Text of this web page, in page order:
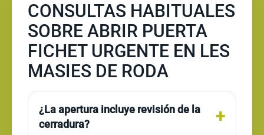
CONSULTAS HABITUALES
SOBRE ABRIR PUERTA
FICHET URGENTE EN LES
MASIES DE RODA
¿La apertura incluye revisión de la
cerradura?